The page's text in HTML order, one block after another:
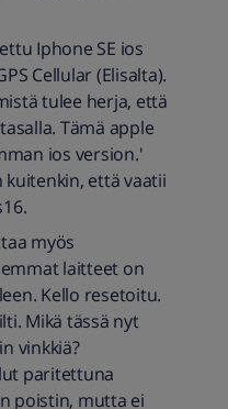
Iphone SE ios
Cellular (Elisalta).
tulee herja, että
Tämä apple
ios version.'
kuitenkin, että vaatii
myös
laitteet on
Kello resetoitu.
Mikä tässä nyt
vinkkiä?
paritettuna
poistin, mutta ei